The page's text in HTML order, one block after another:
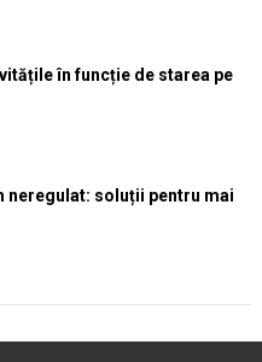
în funcție de starea pe
neregulat: soluții pentru mai